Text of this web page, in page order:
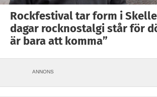
Rockfestival tar form i
dagar rocknostalgi står för
är bara att komma”
ANNONS